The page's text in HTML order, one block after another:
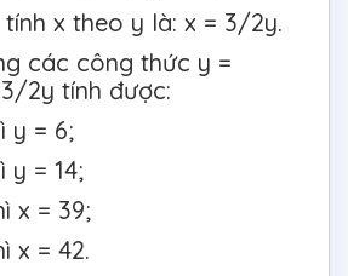
tính x theo y là: x = 3/2y.
các công thức y =
2y tính được:
y = 6;
y = 14;
x = 39;
x = 42.